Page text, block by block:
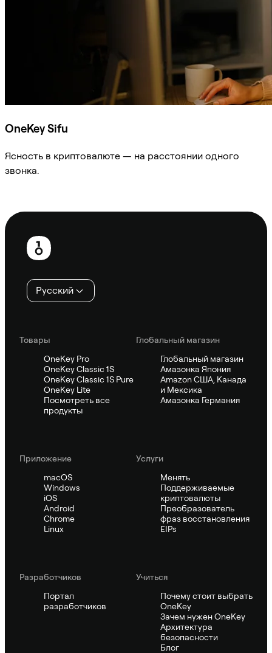
OneKey Sifu
Ясность в криптовалюте — на расстоянии одного
звонка.
Нижний
колонтитул
Русский
Товары
OneKey Pro
OneKey Classic 1S
OneKey Classic 1S Pure
OneKey Lite
Посмотреть все
продукты
Глобальный магазин
Глобальный магазин
Амазонка Япония
Amazon США, Канада
и Мексика
Амазонка Германия
Приложение
macOS
Windows
iOS
Android
Chrome
Linux
Услуги
Менять
Поддерживаемые
криптовалюты
Преобразователь
фраз восстановления
EIPs
Pазработчиков
Портал
разработчиков
Учиться
Почему стоит выбрать
OneKey
Зачем нужен OneKey
Архитектура
безопасности
Блог